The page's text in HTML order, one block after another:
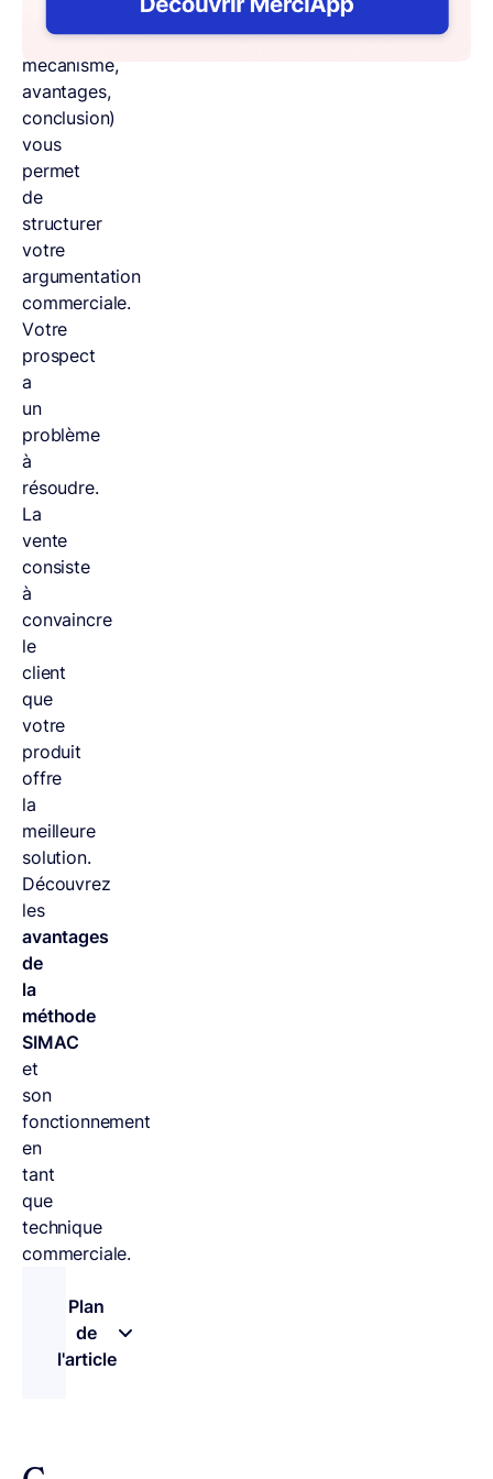
idée,
mécanisme,
avantages,
conclusion)
vous
permet
de
structurer
votre
argumentation
commerciale.
Votre
prospect
a
un
problème
à
résoudre.
La
vente
consiste
à
convaincre
le
client
que
votre
produit
offre
la
meilleure
solution.
Découvrez
les
avantages
de
la
méthode
SIMAC
et
son
fonctionnement
en
tant
que
technique
commerciale.
Plan
de
l'article